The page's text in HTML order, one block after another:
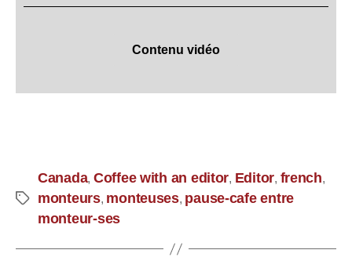
Contenu vidéo
Canada, Coffee with an editor, Editor, french,
monteurs, monteuses, pause-cafe entre
monteur-ses